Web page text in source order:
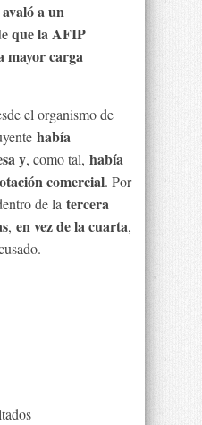
avaló a un
que la AFIP
mayor carga
el organismo de
había
y, como tal, había
comercial. Por
de la tercera
, en vez de la cuarta,